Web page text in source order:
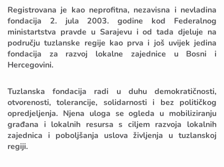
Registrovana je kao neprofitna, nezavisna i nevladina
fondacija 2. jula 2003. godine kod Federalnog
ministartstva pravde u Sarajevu i od tada djeluje na
području tuzlanske regije kao prva i još uvijek jedina
fondacija za razvoj lokalne zajednice u Bosni i
Hercegovini.
Tuzlanska fondacija radi u duhu demokratičnosti,
otvorenosti, tolerancije, solidarnosti i bez političkog
opredjeljenja. Njena uloga se ogleda u mobiliziranju
građana i lokalnih resursa s ciljem razvoja lokalnih
zajednica i poboljšanja uslova življenja u tuzlanskoj
regiji.